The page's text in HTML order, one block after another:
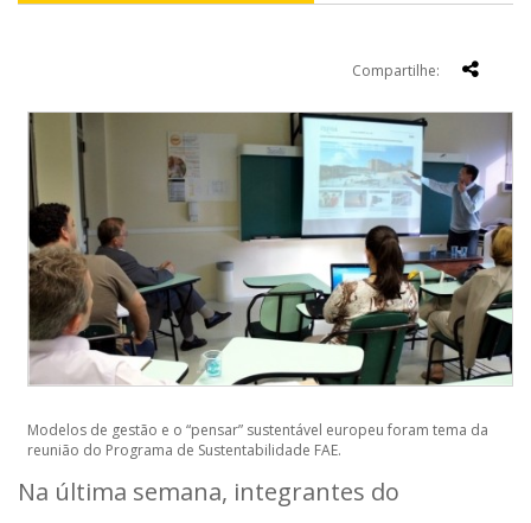
Compartilhe:
Modelos de gestão e o “pensar” sustentável europeu foram tema da
reunião do Programa de Sustentabilidade FAE.
Na última semana, integrantes do